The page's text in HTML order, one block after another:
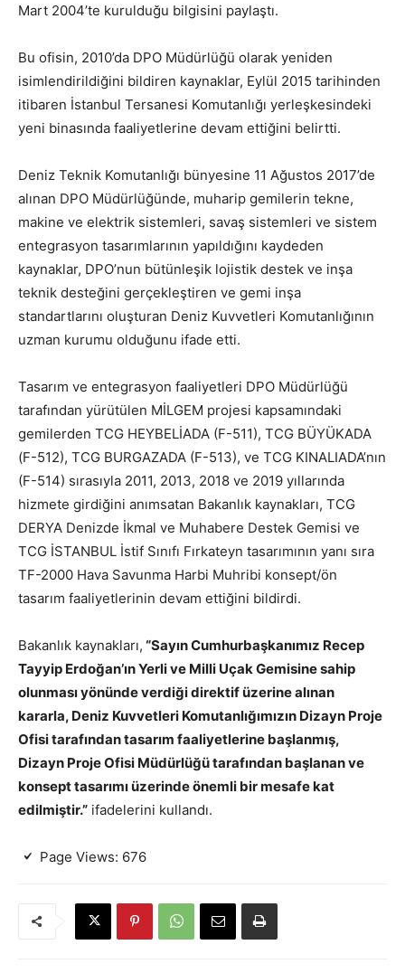
Mart 2004’te kurulduğu bilgisini paylaştı.
Bu ofisin, 2010’da DPO Müdürlüğü olarak yeniden
isimlendirildiğini bildiren kaynaklar, Eylül 2015 tarihinden
itibaren İstanbul Tersanesi Komutanlığı yerleşkesindeki
yeni binasında faaliyetlerine devam ettiğini belirtti.
Deniz Teknik Komutanlığı bünyesine 11 Ağustos 2017’de
alınan DPO Müdürlüğünde, muharip gemilerin tekne,
makine ve elektrik sistemleri, savaş sistemleri ve sistem
entegrasyon tasarımlarının yapıldığını kaydeden
kaynaklar, DPO’nun bütünleşik lojistik destek ve inşa
teknik desteğini gerçekleştiren ve gemi inşa
standartlarını oluşturan Deniz Kuvvetleri Komutanlığının
uzman kurumu olduğunu ifade etti.
Tasarım ve entegrasyon faaliyetleri DPO Müdürlüğü
tarafından yürütülen MİLGEM projesi kapsamındaki
gemilerden TCG HEYBELİADA (F-511), TCG BÜYÜKADA
(F-512), TCG BURGAZADA (F-513), ve TCG KINALIADA’nın
(F-514) sırasıyla 2011, 2013, 2018 ve 2019 yıllarında
hizmete girdiğini anımsatan Bakanlık kaynakları, TCG
DERYA Denizde İkmal ve Muhabere Destek Gemisi ve
TCG İSTANBUL İstif Sınıfı Fırkateyn tasarımının yanı sıra
TF-2000 Hava Savunma Harbi Muhribi konsept/ön
tasarım faaliyetlerinin devam ettiğini bildirdi.
Bakanlık kaynakları, “Sayın Cumhurbaşkanımız Recep
Tayyip Erdoğan’ın Yerli ve Milli Uçak Gemisine sahip
olunması yönünde verdiği direktif üzerine alınan
kararla, Deniz Kuvvetleri Komutanlığımızın Dizayn Proje
Ofisi tarafından tasarım faaliyetlerine başlanmış,
Dizayn Proje Ofisi Müdürlüğü tarafından başlanan ve
konsept tasarımı üzerinde önemli bir mesafe kat
edilmiştir.” ifadelerini kullandı.
Page Views: 676